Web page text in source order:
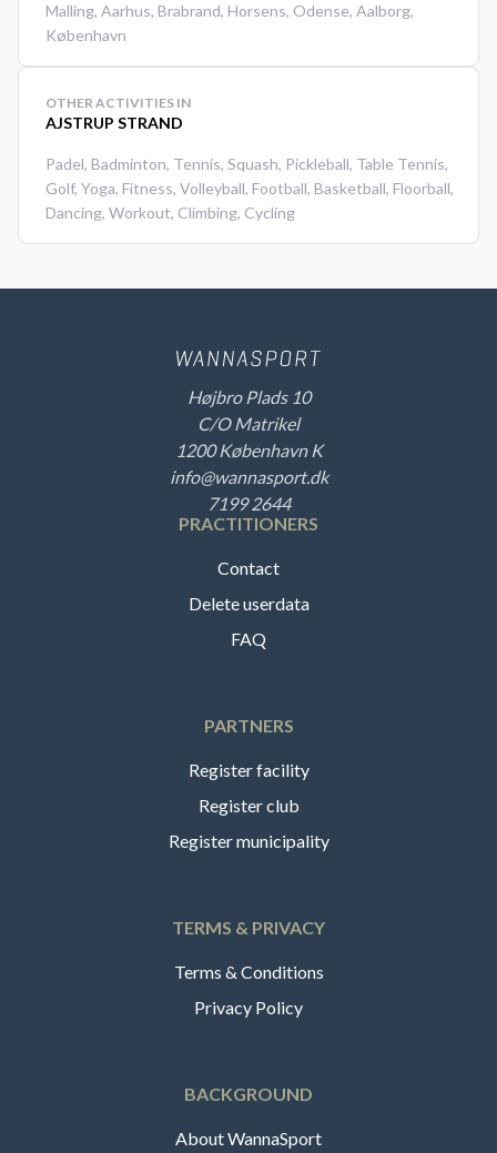
Malling, Aarhus, Brabrand, Horsens, Odense, Aalborg,
København
OTHER ACTIVITIES IN
AJSTRUP STRAND
Padel, Badminton, Tennis, Squash, Pickleball, Table Tennis,
Golf, Yoga, Fitness, Volleyball, Football, Basketball, Floorball,
Dancing, Workout, Climbing, Cycling
Højbro Plads 10
C/O Matrikel
1200 København K
info@wannasport.dk
7199 2644
PRACTITIONERS
Contact
Delete userdata
FAQ
PARTNERS
Register facility
Register club
Register municipality
TERMS & PRIVACY
Terms & Conditions
Privacy Policy
BACKGROUND
About WannaSport